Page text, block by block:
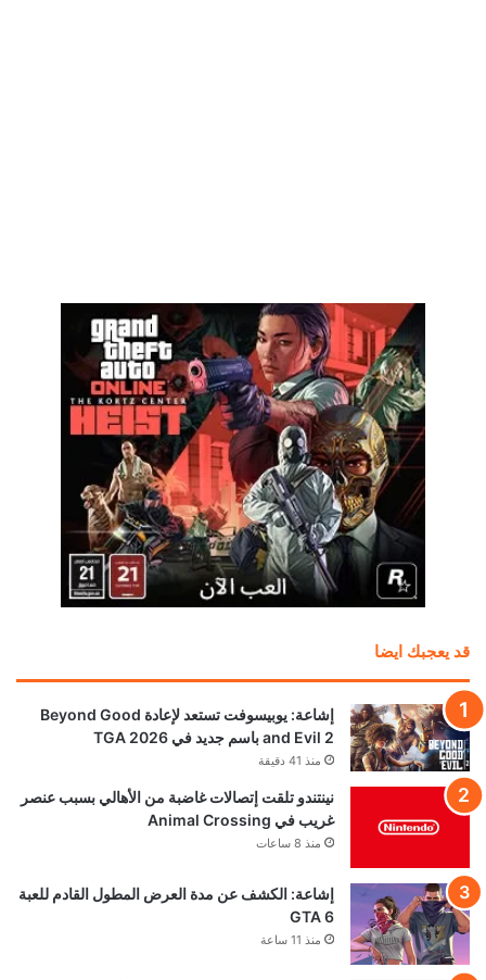
قد يعجبك ايضا
إشاعة: يوبيسوفت تستعد لإعادة Beyond Good
and Evil 2 باسم جديد في TGA 2026
منذ 41 دقيقة
نينتندو تلقت إتصالات غاضبة من الأهالي بسبب عنصر
غريب في Animal Crossing
منذ 8 ساعات
إشاعة: الكشف عن مدة العرض المطول القادم للعبة
GTA 6
منذ 11 ساعة